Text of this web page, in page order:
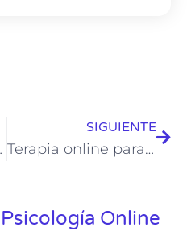
esperados
SIGUIENTE
Terapia online para adolescentes: Apoyo emocional en el mundo digital
Online